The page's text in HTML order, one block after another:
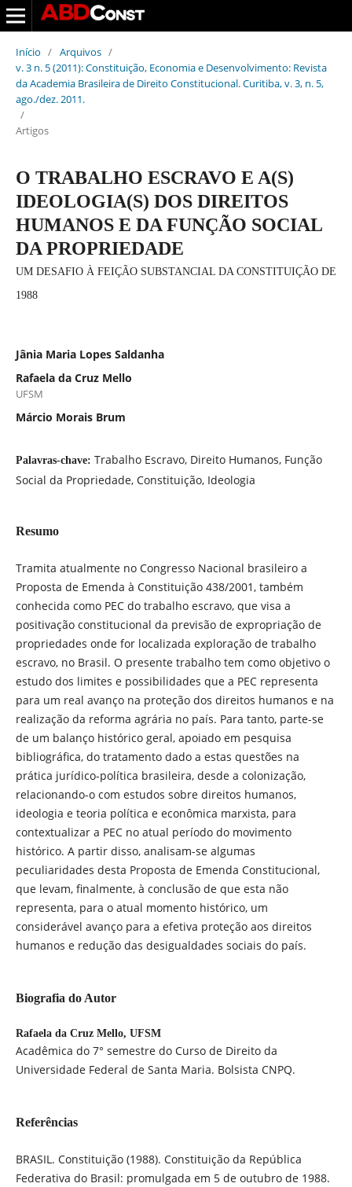
Início / Arquivos /
v. 3 n. 5 (2011): Constituição, Economia e Desenvolvimento: Revista
da Academia Brasileira de Direito Constitucional. Curitiba, v. 3, n. 5,
ago./dez. 2011.
/
Artigos
O TRABALHO ESCRAVO E A(S)
IDEOLOGIA(S) DOS DIREITOS
HUMANOS E DA FUNÇÃO SOCIAL
DA PROPRIEDADE
UM DESAFIO À FEIÇÃO SUBSTANCIAL DA CONSTITUIÇÃO DE
1988
Jânia Maria Lopes Saldanha
Rafaela da Cruz Mello
UFSM
Márcio Morais Brum
Palavras-chave: Trabalho Escravo, Direito Humanos, Função
Social da Propriedade, Constituição, Ideologia
Resumo
Tramita atualmente no Congresso Nacional brasileiro a
Proposta de Emenda à Constituição 438/2001, também
conhecida como PEC do trabalho escravo, que visa a
positivação constitucional da previsão de expropriação de
propriedades onde for localizada exploração de trabalho
escravo, no Brasil. O presente trabalho tem como objetivo o
estudo dos limites e possibilidades que a PEC representa
para um real avanço na proteção dos direitos humanos e na
realização da reforma agrária no país. Para tanto, parte-se
de um balanço histórico geral, apoiado em pesquisa
bibliográfica, do tratamento dado a estas questões na
prática jurídico-política brasileira, desde a colonização,
relacionando-o com estudos sobre direitos humanos,
ideologia e teoria política e econômica marxista, para
contextualizar a PEC no atual período do movimento
histórico. A partir disso, analisam-se algumas
peculiaridades desta Proposta de Emenda Constitucional,
que levam, finalmente, à conclusão de que esta não
representa, para o atual momento histórico, um
considerável avanço para a efetiva proteção aos direitos
humanos e redução das desigualdades sociais do país.
Biografia do Autor
Rafaela da Cruz Mello, UFSM
Acadêmica do 7° semestre do Curso de Direito da
Universidade Federal de Santa Maria. Bolsista CNPQ.
Referências
BRASIL. Constituição (1988). Constituição da República
Federativa do Brasil: promulgada em 5 de outubro de 1988.